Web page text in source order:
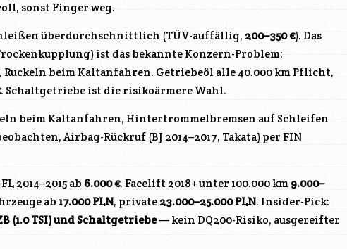
sonst Finger weg.
überdurchschnittlich (TÜV-auffällig, 200–350 €). Das
ist das bekannte Konzern-Problem:
beim Kaltanfahren. Getriebeöl alle 40.000 km Pflicht,
. Schaltgetriebe ist die risikoärmere Wahl.
beim Kaltanfahren, Hintertrommelbremsen auf Schleifen
Airbag-Rückruf (BJ 2014–2017, Takata) per FIN
2014–2015 ab 6.000 €. Facelift 2018+ unter 100.000 km 9.000–
ab 17.000 PLN, private 23.000–25.000 PLN. Insider-Pick:
(1.0 TSI) und Schaltgetriebe— kein DQ200-Risiko, ausgereifter